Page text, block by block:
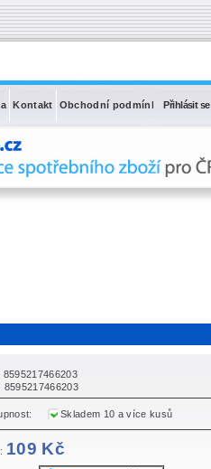
Přihlásit se
Kontakt Obchodní podmínky
8595217466203
8595217466203
Skladem 10 a více kusů
109 Kč